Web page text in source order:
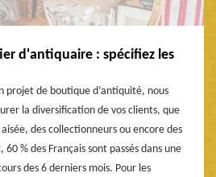
d'antiquaire : spécifiez les
projet de boutique d’antiquité, nous
la diversification de vos clients, que
des collectionneurs ou encore des
% des Français sont passés dans une
des 6 derniers mois. Pour les